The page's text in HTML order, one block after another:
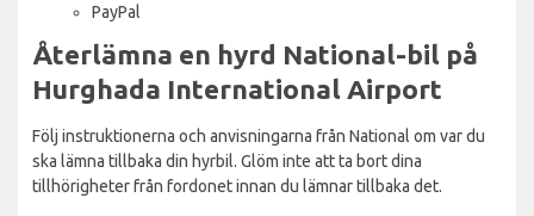
PayPal
Återlämna en hyrd National-bil på
Hurghada International Airport
Följ instruktionerna och anvisningarna från National om var du
ska lämna tillbaka din hyrbil. Glöm inte att ta bort dina
tillhörigheter från fordonet innan du lämnar tillbaka det.